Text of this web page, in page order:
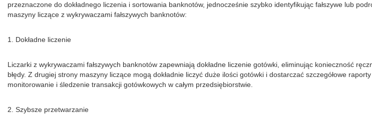
przeznaczone do dokładnego liczenia i sortowania banknotów, jednocześnie szybko identyfikując fałszywe lub
maszyny liczące z wykrywaczami fałszywych banknotów:
1. Dokładne liczenie
Liczarki z wykrywaczami fałszywych banknotów zapewniają dokładne liczenie gotówki, eliminując konieczność
błędy. Z drugiej strony maszyny liczące mogą dokładnie liczyć duże ilości gotówki i dostarczać szczegółowe
monitorowanie i śledzenie transakcji gotówkowych w całym przedsiębiorstwie.
2. Szybsze przetwarzanie